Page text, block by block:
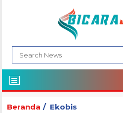
Beranda Ekobis